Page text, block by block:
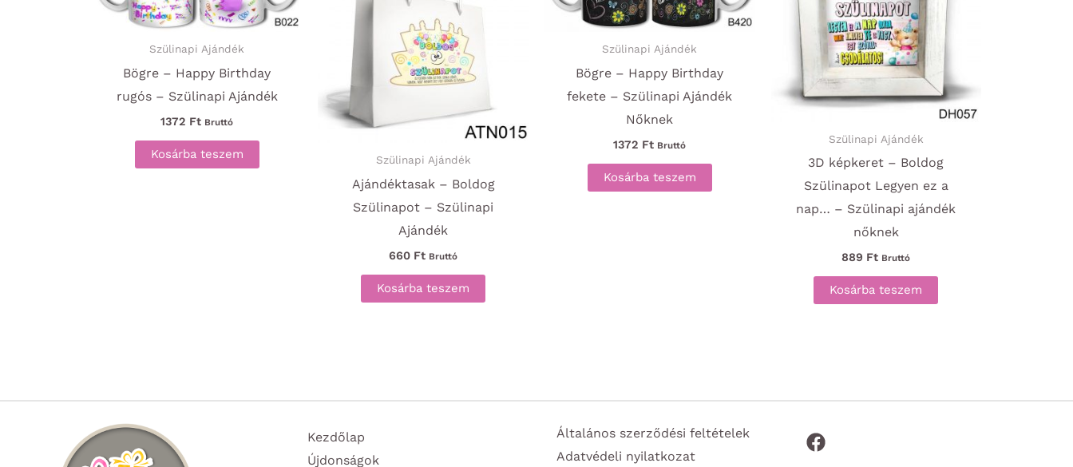
Szülinapi Ajándék
Bögre – Happy Birthday
rugós – Szülinapi Ajándék
1372 Ft Bruttó
Kosárba teszem Szülinapi Ajándék
Ajándéktasak – Boldog
Szülinapot – Szülinapi
Ajándék
660 Ft Bruttó
Kosárba teszem
Szülinapi Ajándék
Bögre – Happy Birthday
fekete – Szülinapi Ajándék
Nőknek
1372 Ft Bruttó
Kosárba teszem
Szülinapi Ajándék
3D képkeret – Boldog
Szülinapot Legyen ez a
nap… – Szülinapi ajándék
nőknek
889 Ft Bruttó
Kosárba teszem
Kezdőlap
Újdonságok
Általános szerződési feltételek
Adatvédeli nyilatkozat